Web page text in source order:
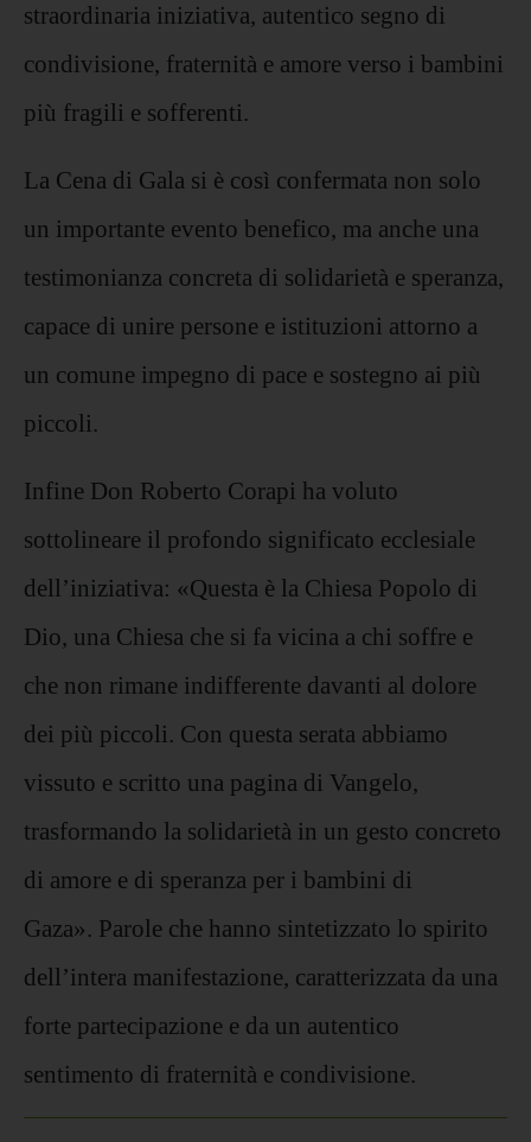
straordinaria iniziativa, autentico segno di
condivisione, fraternità e amore verso i bambini
più fragili e sofferenti.
La Cena di Gala si è così confermata non solo
un importante evento benefico, ma anche una
testimonianza concreta di solidarietà e speranza,
capace di unire persone e istituzioni attorno a
un comune impegno di pace e sostegno ai più
piccoli.
Infine Don Roberto Corapi ha voluto
sottolineare il profondo significato ecclesiale
dell’iniziativa: «Questa è la Chiesa Popolo di
Dio, una Chiesa che si fa vicina a chi soffre e
che non rimane indifferente davanti al dolore
dei più piccoli. Con questa serata abbiamo
vissuto e scritto una pagina di Vangelo,
trasformando la solidarietà in un gesto concreto
di amore e di speranza per i bambini di
Gaza». Parole che hanno sintetizzato lo spirito
dell’intera manifestazione, caratterizzata da una
forte partecipazione e da un autentico
sentimento di fraternità e condivisione.